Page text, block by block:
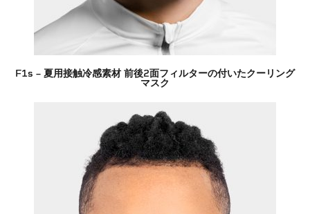
F1s – 夏用接触冷感素材 前後2面フィルターの付いたクーリング
マスク